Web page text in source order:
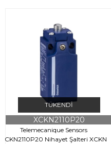
TÜKENDI
Telemecanique Sensors
XCKN2110P20 Nihayet Şalteri XCKN
XCKN2110P20